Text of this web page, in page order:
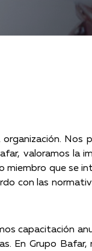
Nos
valoramos la
miembro que se
con las
capacitación
En Grupo Bafar,